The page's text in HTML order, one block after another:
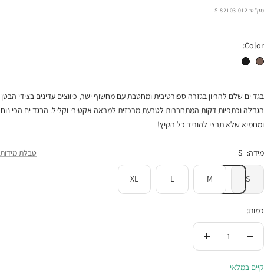
בהנחה
מק"ט: 82103-012-S
Color:
בגד ים שלם להריון Sporty מנומרבגד ים שלם להריון Sporty שחור
בגד ים שלם להריון בגזרה ספורטיבית ומחטבת עם מחשוף ישר, כיווצים עדינים בצידי הבטן
הגדלה וכתפיות דקות המתחברות לטבעת מרכזית למראה אקטיבי וקליל. הבגד ים הכי נוח
ומחמיא שלא תרצי להוריד כל הקיץ!
מידה: S טבלת מידות
S
M
L
XL
כמות:
העלי
קיים במלאי